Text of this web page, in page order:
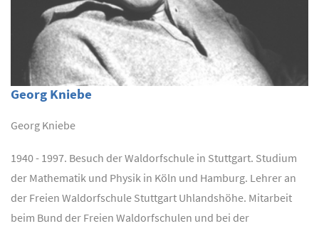
Georg Kniebe
Georg Kniebe
1940 - 1997. Besuch der Waldorfschule in Stuttgart. Studium
der Mathematik und Physik in Köln und Hamburg. Lehrer an
der Freien Waldorfschule Stuttgart Uhlandshöhe. Mitarbeit
beim Bund der Freien Waldorfschulen und bei der